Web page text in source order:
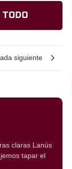
siguiente
claras Lanús
tapar el